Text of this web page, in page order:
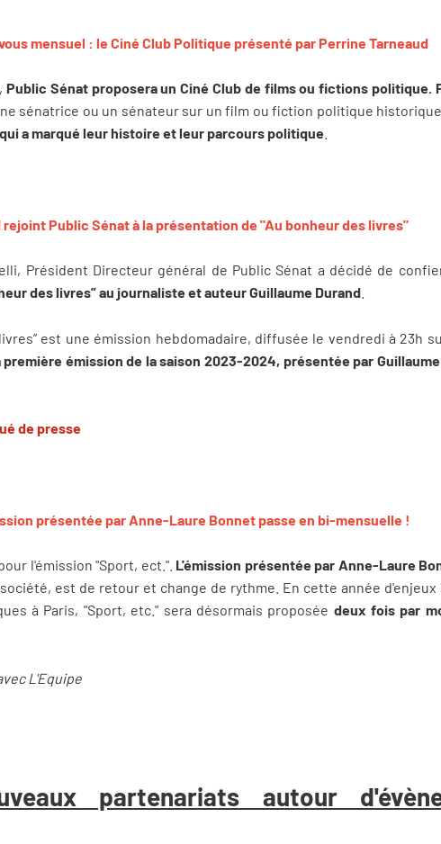
mensuel : le Ciné Club Politique présenté par Perrine Tarneaud
Public Sénat proposera un Ciné Club de films ou fictions politique.
sénatrice ou un sénateur sur un film ou fiction politique
a marqué leur histoire et leur parcours politique
rejoint Public Sénat à la présentation de "Au bonheur des livres"
Président Directeur général de Public Sénat a décidé de
des livres” au journaliste et auteur Guillaume Durand
est une émission hebdomadaire, diffusée le vendredi à 23h
première émission de la saison 2023-2024, présentée par
de presse
présentée par Anne-Laure Bonnet passe en bi-mensuelle !
l'émission "Sport, ect.". L'émission présentée par Anne-Laure
est de retour et change de rythme. En cette année
à Paris, "Sport, etc." sera désormais proposée deux fois par
L'Equipe
partenariats autour